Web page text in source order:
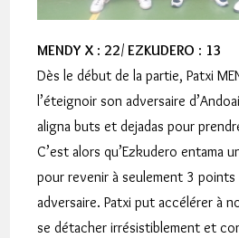
MENDY X : 22/EZKUDERO : 13
Dès le début de la partie, Patxi
l’éteignoir son adversaire
aligna buts et dejadas pour
C’est alors qu’Ezkudero entama
pour revenir à seulement 3
adversaire. Patxi put accélérer à
se détacher irrésistiblement et